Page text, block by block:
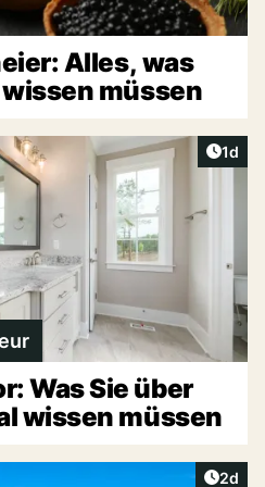
Alles, was
müssen
1d
Was Sie über
wissen müssen
2d